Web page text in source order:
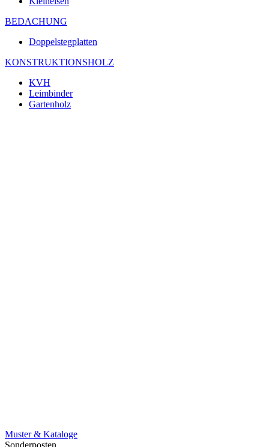
BEDACHUNG
Doppelstegplatten
KONSTRUKTIONSHOLZ
KVH
Leimbinder
Gartenholz
Muster & Kataloge
Sonderposten